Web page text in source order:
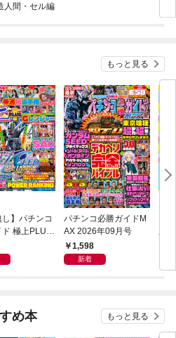
人間・セル編
もっと見る
し】パチンコ
極上PLUS
パチンコ必勝ガイドM
AX 2026年09月号
1,598
新着
め本 もっと見る